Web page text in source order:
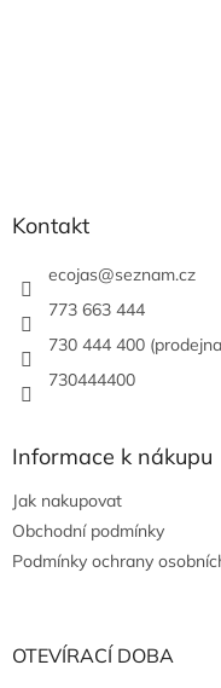
Kontakt
ecojas@seznam.cz
773 663 444
730 444 400
730444400
Informace k nákupu
Jak nakupovat
Obchodní podmínky
Podmínky ochrany
OTEVÍRACÍ DOBA